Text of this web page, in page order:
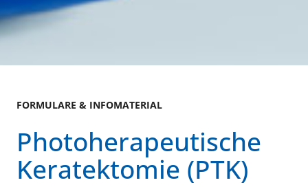
FORMULARE & INFOMATERIAL
Photoherapeutische
Keratektomie (PTK)